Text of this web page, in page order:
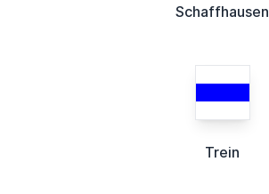
Schaffhausen
Trein